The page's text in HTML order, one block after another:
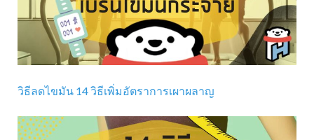
วิธีลดไขมัน 14 วิธีเพิ่มอัตราการเผาผลาญ